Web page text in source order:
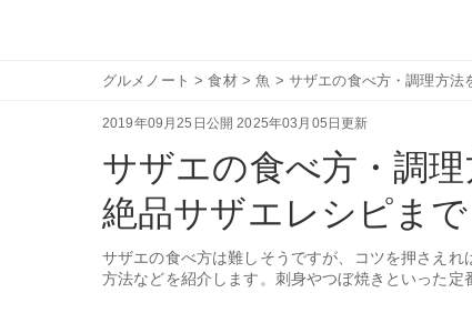
グルメノート >食材 >魚 > サザエの食べ方・調理方法
2019年09月25日公開 2025年03月05日更新
サザエの食べ方・調
絶品サザエレシピまで
サザエの食べ方は難しそうですが、コツを押さえ
方法などを紹介します。刺身やつぼ焼きといった定